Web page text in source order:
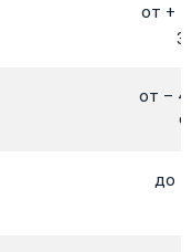
от + 5
от –
до +